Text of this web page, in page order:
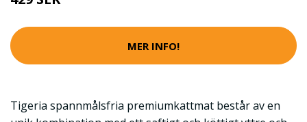
MER INFO!
Tigeria spannmålsfria premiumkattmat består av en